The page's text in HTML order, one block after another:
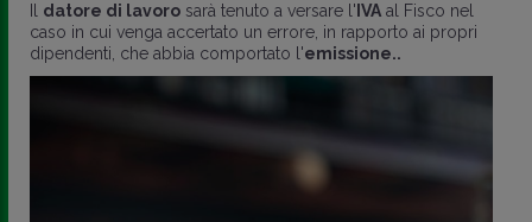
Il datore di lavoro sarà tenuto a versare l' IVA al Fisco nel
caso in cui venga accertato un errore, in rapporto ai propri
dipendenti, che abbia comportato l'emissione..